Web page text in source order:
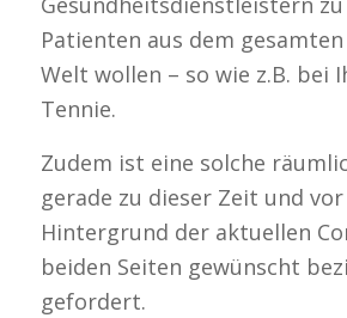
Patienten aus dem
Welt wollen – so wie z.B. bei
Tennie.
Zudem ist eine solche
gerade zu dieser Zeit und
Hintergrund der aktuellen
beiden Seiten gewünscht
gefordert.